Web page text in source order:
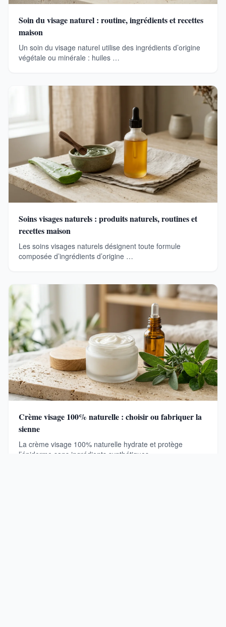
Soin du visage naturel : routine, ingrédients et recettes
maison
Un soin du visage naturel utilise des ingrédients d’origine
végétale ou minérale : huiles …
Soins visages naturels : produits naturels, routines et
recettes maison
Les soins visages naturels désignent toute formule
composée d’ingrédients d’origine …
Crème visage 100% naturelle : choisir ou fabriquer la
sienne
La crème visage 100% naturelle hydrate et protège
l’épiderme sans ingrédients synthétiques, …